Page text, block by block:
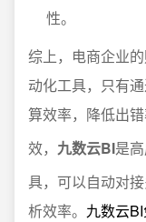
性。
综上，电商企业
动化工具，只有
算效率，降低出
效， 九数云BI是
具，可以自动对
析效率。 九数云